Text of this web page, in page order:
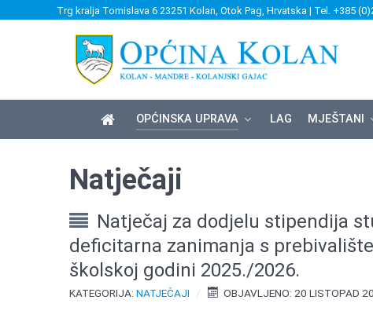
Trg kralja Tomislava 6 23251 Kolan, Otok Pag, Hrvatska | Tel. +385
OPĆINSKA UPRAVA LAG MJEŠTANI
Natječaji
Natječaj za dodjelu stipendija
deficitarna zanimanja s
školskoj godini 2025./2026.
KATEGORIJA:NATJEČAJI OBJAVLJENO: 20 LISTOPAD